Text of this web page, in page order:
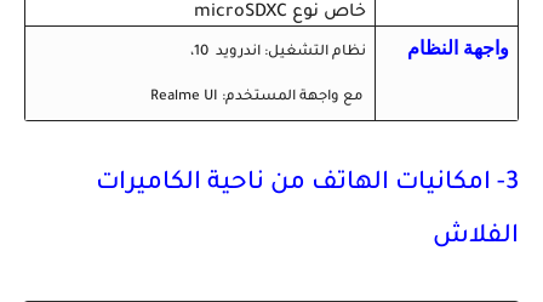
خاص نوع microSDXC
واجهة النظام نظام التشغيل: اندرويد 10،
مع واجهة المستخدم: Realme UI
3- امكانيات الهاتف من ناحية الكاميرات
الفلاش